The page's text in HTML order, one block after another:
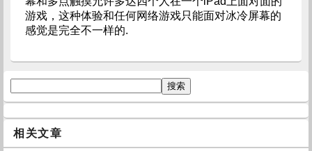
游戏，这种体验和任何网络游戏只能面对冰冷屏幕的
感觉是完全不一样的.
相关文章